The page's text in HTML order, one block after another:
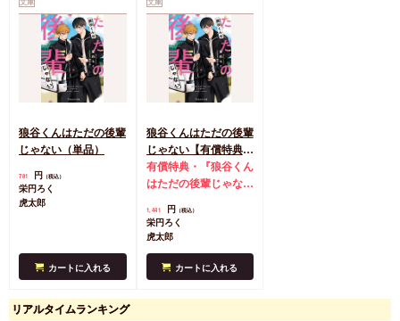
文庫
狼谷くんはただの後輩
じゃない（単品）
781 円 （税込）
栄円ろく
虎太郎
カートに入れる
文庫
狼谷くんはただの後輩
じゃない【有償特典・
アクリルコースター】
有償特典・『狼谷くん
はただの後輩じゃな
ー
1,441 円 （税込）
栄円ろく
虎太郎
カートに入れる
リアルタイムランキング